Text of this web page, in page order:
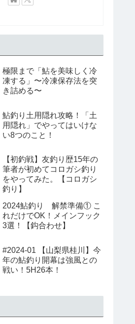
梨県桂川】今
は強風との戦
◎【DAIWA鮎竿】
極限まで「鮎を美味しく冷
凍する」〜冷凍保存法を突
き詰める〜
鮎釣り土用隠れ攻略！「土
用隠れ」でやってはいけな
い8つのこと！
【初釣戦】友釣り歴15年の
筆者が初めてコロガシ釣り
をやってみた。【コロガシ
釣り】
2024鮎釣り 解禁準備① こ
れだけでOK！メインフック
3選！【鈎合わせ】
#2024-01 【山梨県桂川】今
年の鮎釣り開幕は強風との
戦い！5H26本！